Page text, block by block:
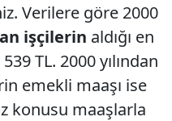
Verilere göre 2000
işçilerin aldığı en
TL. 2000 yılından
emekli maaşı ise
konusu maaşlarla